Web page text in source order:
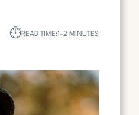
⏱︎READ TIME:1–2 MINUTES